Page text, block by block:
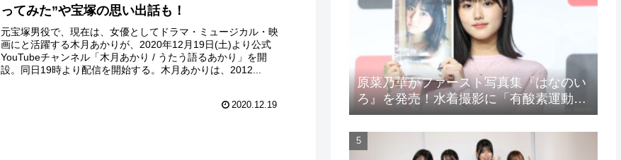
ってみた”や宝塚の思い出話も！
元宝塚男役で、現在は、女優としてドラマ・ミュージカル・映
画にと活躍する木月あかりが、2020年12月19日(土)より公式
YouTubeチャンネル「木月あかり / うたう語るあかり」を開
設。同日19時より配信を開始する。木月あかりは、2012...
2020.12.19
原菜乃華がファースト写真集『はなのい
ろ』を発売！水着撮影に「有酸素運動と
筋トレを頑張りました」